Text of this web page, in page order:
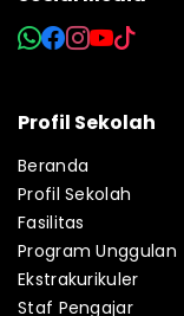
Profil Sekolah
Beranda
Profil Sekolah
Fasilitas
Program Unggulan
Ekstrakurikuler
Staf Pengajar